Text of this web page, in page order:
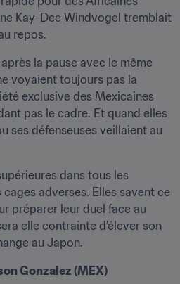
Kay-Dee Windvogel tremblait
repos.
la pause avec le même
voyaient toujours pas la
exclusive des Mexicaines
pas le cadre. Et quand elles
ses défenseuses veillaient au
dans tous les
adverses. Elles savent ce
préparer leur duel face au
elle contrainte d’élever son
au Japon.
Gonzalez (MEX)